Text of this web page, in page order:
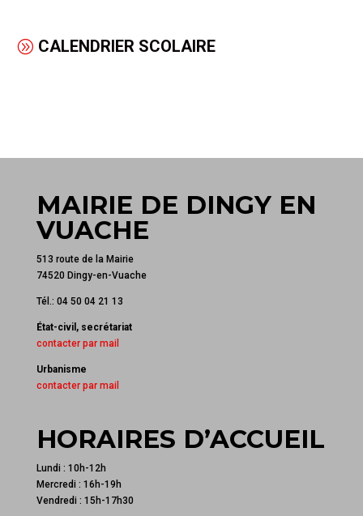
CALENDRIER SCOLAIRE
MAIRIE DE DINGY EN
VUACHE
513 route de la Mairie
74520 Dingy-en-Vuache
Tél.: 04 50 04 21 13
État-civil, secrétariat
contacter par mail
Urbanisme
contacter par mail
HORAIRES D’ACCUEIL
Lundi : 10h-12h
Mercredi : 16h-19h
Vendredi : 15h-17h30